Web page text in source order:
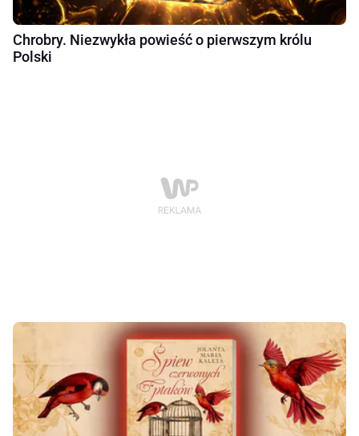
Chrobry. Niezwykła powieść o pierwszym królu
Polski